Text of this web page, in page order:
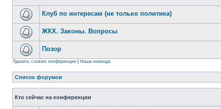
Клуб по интересам (не только политика)
ЖКХ. Законы. Вопросы
Позор
Удалить cookies конференции Наша команда
Список форумов
Кто сейчас на конференции